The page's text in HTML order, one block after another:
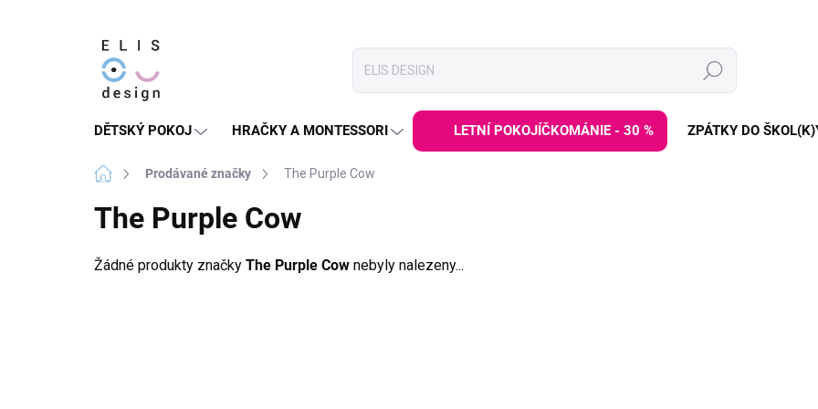
Hledat
DĚTSKÝ POKOJ HRAČKY A MONTESSORI LETNÍ POKOJÍČKOMÁNIE - 30 % ZPÁTKY DO
Domů Prodávané značky The Purple Cow
The Purple Cow
Žádné produkty značky The Purple Cow nebyly nalezeny...